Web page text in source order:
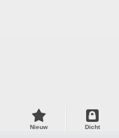
Nieuw Dicht